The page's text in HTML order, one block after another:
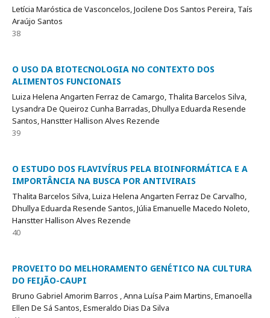
Letícia Maróstica de Vasconcelos, Jocilene Dos Santos Pereira, Taís
Araújo Santos
38
O USO DA BIOTECNOLOGIA NO CONTEXTO DOS
ALIMENTOS FUNCIONAIS
Luiza Helena Angarten Ferraz de Camargo, Thalita Barcelos Silva,
Lysandra De Queiroz Cunha Barradas, Dhullya Eduarda Resende
Santos, Hanstter Hallison Alves Rezende
39
O ESTUDO DOS FLAVIVÍRUS PELA BIOINFORMÁTICA E A
IMPORTÂNCIA NA BUSCA POR ANTIVIRAIS
Thalita Barcelos Silva, Luiza Helena Angarten Ferraz De Carvalho,
Dhullya Eduarda Resende Santos, Júlia Emanuelle Macedo Noleto,
Hanstter Hallison Alves Rezende
40
PROVEITO DO MELHORAMENTO GENÉTICO NA CULTURA
DO FEIJÃO-CAUPI
Bruno Gabriel Amorim Barros , Anna Luísa Paim Martins, Emanoella
Ellen De Sá Santos, Esmeraldo Dias Da Silva